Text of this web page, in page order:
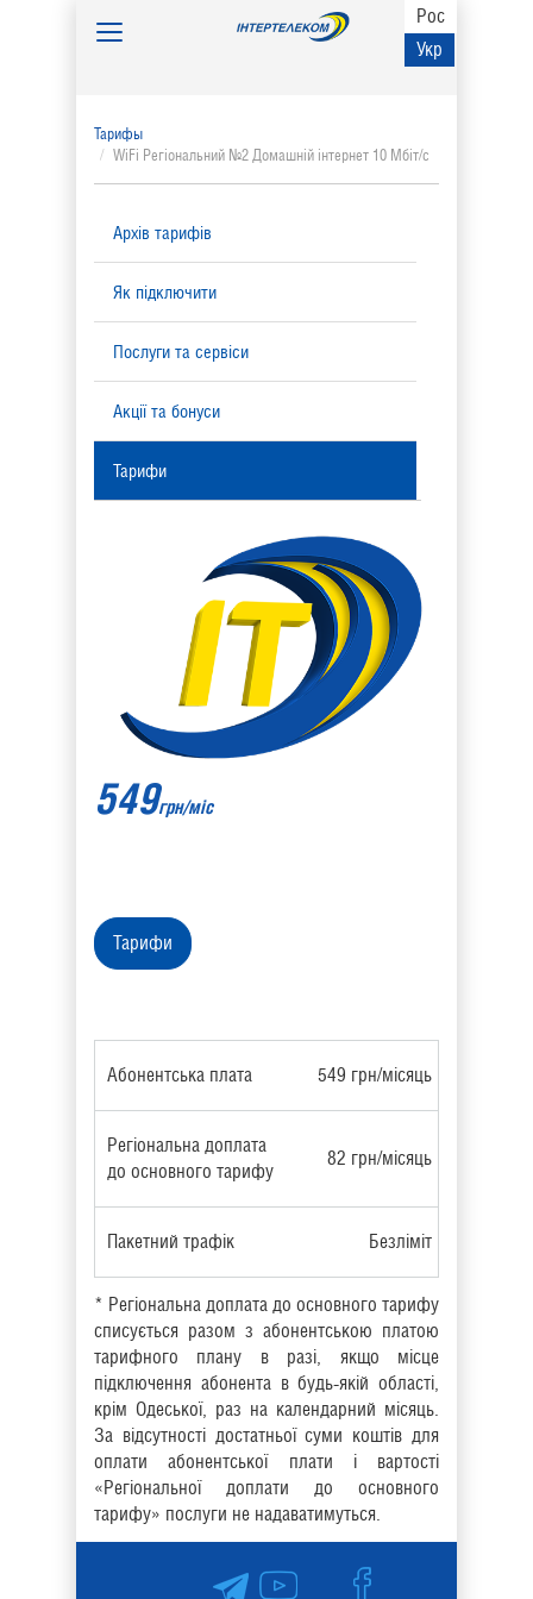
Рос
Укр
Toggle
Тарифы
WiFi Регіональний №2 Домашній інтернет 10 Мбіт/с
Архів тарифів
Як підключити
Послуги та сервіси
Акції та бонуси
Тарифи
549грн/міс
Тарифи
Абонентська плата 549 грн/місяць
Регіональна доплата
до основного тарифу
82 грн/місяць
Пакетний трафік Безліміт
* Регіональна доплата до основного тарифу
списується разом з абонентською платою
тарифного плану в разі, якщо місце
підключення абонента в будь-якій області,
крім Одеської, раз на календарний місяць.
За відсутності достатньої суми коштів для
оплати абонентської плати і вартості
«Регіональної доплати до основного
тарифу» послуги не надаватимуться.